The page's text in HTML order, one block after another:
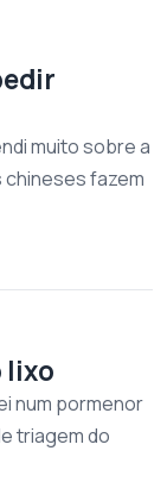
muito sobre a
fazem
lixo
num pormenor
triagem do